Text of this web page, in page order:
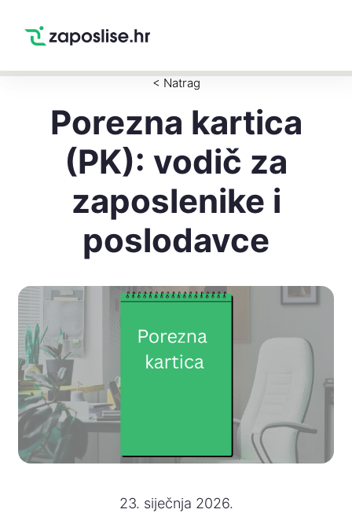
< Natrag
Porezna kartica
(PK): vodič za
zaposlenike i
poslodavce
23. siječnja 2026.
Swipe Match Chat
Google Play